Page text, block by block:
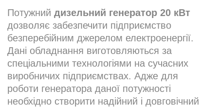
Потужний дизельний генератор 20 кВт
дозволяє забезпечити підприємство
безперебійним джерелом електроенергії.
Дані обладнання виготовляються за
спеціальними технологіями на сучасних
виробничих підприємствах. Адже для
роботи генератора даної потужності
необхідно створити надійний і довговічний